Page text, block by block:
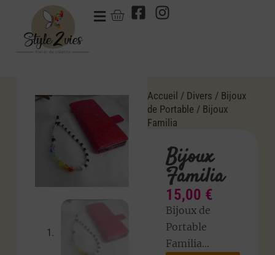
Accueil / Divers / Bijoux
de Portable / Bijoux
Familia
Bijoux
Familia
15,00 €
Bijoux de
Portable
Familia…